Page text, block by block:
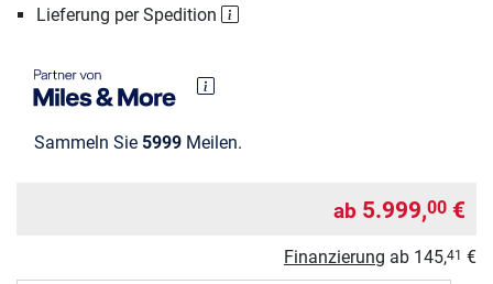
Lieferung per Spedition
Sammeln Sie 5999 Meilen.
ab 5.999,00 €
Finanzierung ab 145,41 €